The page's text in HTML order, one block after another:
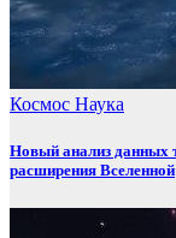
Космос Наука
Новый анализ данных
расширения Вселенной